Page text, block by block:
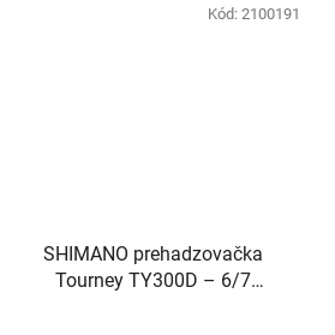
SHIMANO prehadzovačka
Tourney TY300D – 6/7
Kód: 2100191